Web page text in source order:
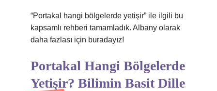
“Portakal hangi bölgelerde yetişir” ile ilgili bu
kapsamlı rehberi tamamladık. Albany olarak
daha fazlası için buradayız!
Portakal Hangi Bölgelerde
Yetişir? Bilimin Basit Dille